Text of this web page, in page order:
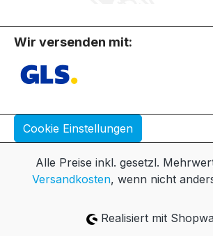
Wir versenden mit:
Cookie Einstellungen
Alle Preise inkl. gesetzl.
Versandkosten, wenn nicht
Realisiert mit